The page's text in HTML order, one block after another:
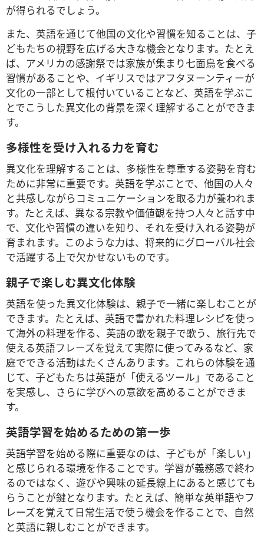
が得られるでしょう。
また、英語を通じて他国の文化や習慣を知ることは、子
どもたちの視野を広げる大きな機会となります。たとえ
ば、アメリカの感謝祭では家族が集まり七面鳥を食べる
習慣があることや、イギリスではアフタヌーンティーが
文化の一部として根付いていることなど、英語を学ぶこ
とでこうした異文化の背景を深く理解することができま
す。
多様性を受け入れる力を育む
異文化を理解することは、多様性を尊重する姿勢を育む
ために非常に重要です。英語を学ぶことで、他国の人々
と共感しながらコミュニケーションを取る力が養われま
す。たとえば、異なる宗教や価値観を持つ人々と話す中
で、文化や習慣の違いを知り、それを受け入れる姿勢が
育まれます。このような力は、将来的にグローバル社会
で活躍する上で欠かせないものです。
親子で楽しむ異文化体験
英語を使った異文化体験は、親子で一緒に楽しむことが
できます。たとえば、英語で書かれた料理レシピを使っ
て海外の料理を作る、英語の歌を親子で歌う、旅行先で
使える英語フレーズを覚えて実際に使ってみるなど、家
庭でできる活動はたくさんあります。これらの体験を通
じて、子どもたちは英語が「使えるツール」であること
を実感し、さらに学びへの意欲を高めることができま
す。
英語学習を始めるための第一歩
英語学習を始める際に重要なのは、子どもが「楽しい」
と感じられる環境を作ることです。学習が義務感で終わ
るのではなく、遊びや興味の延長線上にあると感じても
らうことが鍵となります。たとえば、簡単な英単語やフ
レーズを覚えて日常生活で使う機会を作ることで、自然
と英語に親しむことができます。